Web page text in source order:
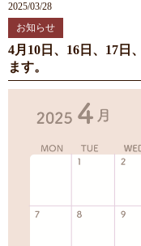
2025/03/28
お知らせ
4月10日、16日、17日
ます。